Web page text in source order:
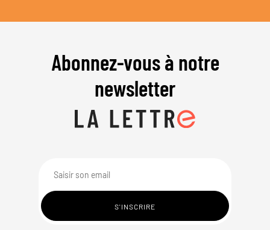
Abonnez-vous à notre
newsletter